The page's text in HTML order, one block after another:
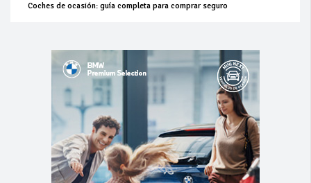
Coches de ocasión: guía completa para comprar seguro